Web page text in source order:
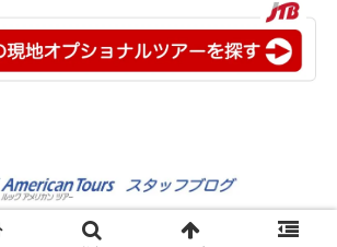
©2008-2025 JTB USA Inc.